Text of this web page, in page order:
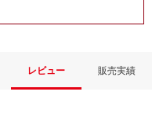
レビュー 販売実績